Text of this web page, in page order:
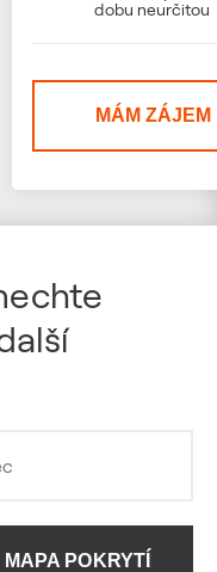
dobu neurčitou
MÁM ZÁJEM
MAPA POKRYTÍ